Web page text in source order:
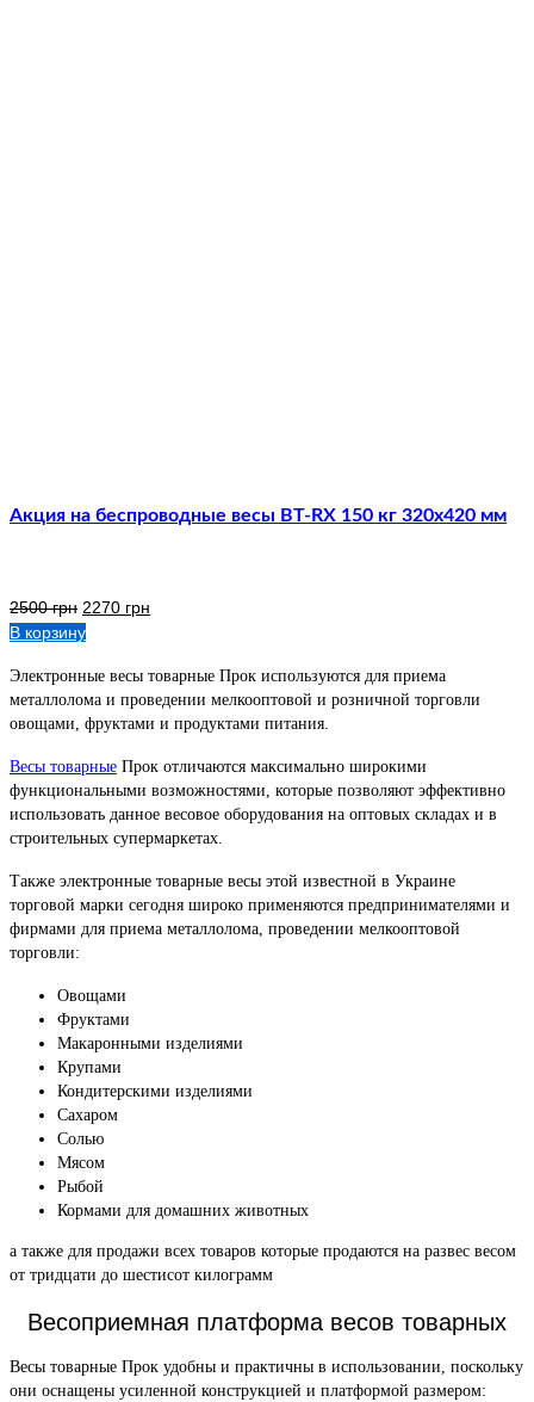
Акция на беспроводные весы ВТ-RX 150 кг 320х420 мм
2500грн 2270 грн
В корзину
Электронные весы товарные Прок используются для приема
металлолома и проведении мелкооптовой и розничной торговли
овощами, фруктами и продуктами питания.
Весы товарные Прок отличаются максимально широкими
функциональными возможностями, которые позволяют эффективно
использовать данное весовое оборудования на оптовых складах и в
строительных супермаркетах.
Также электронные товарные весы этой известной в Украине
торговой марки сегодня широко применяются предпринимателями и
фирмами для приема металлолома, проведении мелкооптовой
торговли:
Овощами
Фруктами
Макаронными изделиями
Крупами
Кондитерскими изделиями
Сахаром
Солью
Мясом
Рыбой
Кормами для домашних животных
а также для продажи всех товаров которые продаются на развес весом
от тридцати до шестисот килограмм
Весоприемная платформа весов товарных
Весы товарные Прок удобны и практичны в использовании, поскольку
они оснащены усиленной конструкцией и платформой размером: